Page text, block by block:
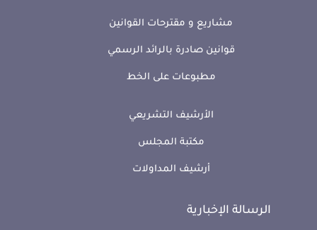
مشاريع و مقترحات القوانين
قوانين صادرة بالرائد الرسمي
مطبوعات على الخط
الأرشيف التشريعي
مكتبة المجلس
أرشيف المداولات
الرسالة الإخبارية